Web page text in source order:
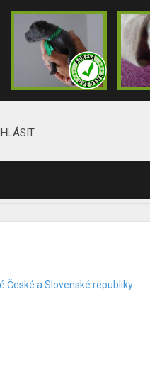
České a Slovenské republiky